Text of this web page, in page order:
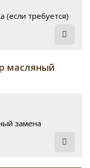
(если требуется)
масляный
замена